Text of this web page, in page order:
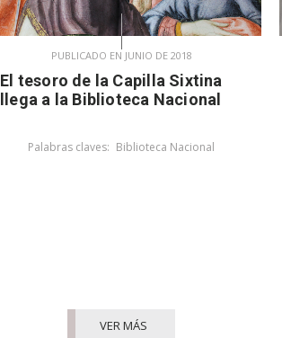
PUBLICADO EN JUNIO DE 2018
El tesoro de la Capilla Sixtina
llega a la Biblioteca Nacional
Palabras claves: Biblioteca Nacional
VER MÁS